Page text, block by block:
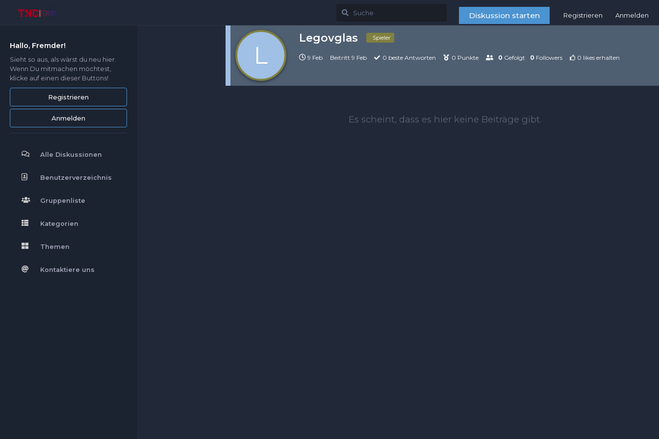
Hallo, Fremder!
Sieht so aus, als wärst du neu hier.
Wenn Du mitmachen möchtest,
klicke auf einen dieser Buttons!
Registrieren
Anmelden
Alle Diskussionen
Benutzerverzeichnis
Gruppenliste
Kategorien
Themen
Kontaktiere uns
Diskussion starten Registrieren Anmelden
L
Legovglas Spieler
9 Feb Beitritt 9 Feb 0 beste Antworten 0 Punkte 0 Gefolgt 0 Followers 0 likes erhalten
Diskussionen
Abzeichen 0
Abstimmungen
Erwähnungen Es scheint, dass es hier keine Beiträge gibt.